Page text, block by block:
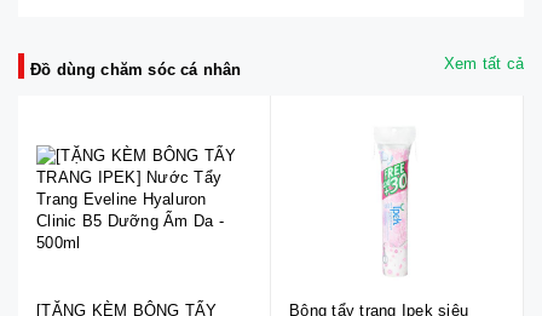
Đồ dùng chăm sóc cá nhân Xem tất cả
[TẶNG KÈM BÔNG TẨY
Bông tẩy trang Ipek siêu